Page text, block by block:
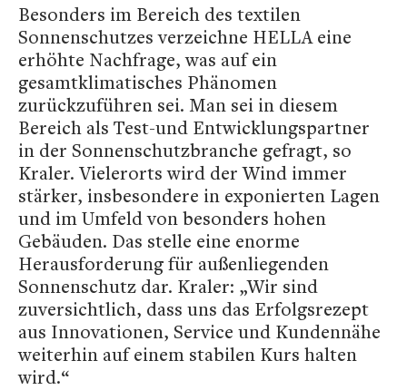
Besonders im Bereich des textilen
Sonnenschutzes verzeichne HELLA eine
erhöhte Nachfrage, was auf ein
gesamtklimatisches Phänomen
zurückzuführen sei. Man sei in diesem
Bereich als Test-und Entwicklungspartner
in der Sonnenschutzbranche gefragt, so
Kraler. Vielerorts wird der Wind immer
stärker, insbesondere in exponierten Lagen
und im Umfeld von besonders hohen
Gebäuden. Das stelle eine enorme
Herausforderung für außenliegenden
Sonnenschutz dar. Kraler: „Wir sind
zuversichtlich, dass uns das Erfolgsrezept
aus Innovationen, Service und Kundennähe
weiterhin auf einem stabilen Kurs halten
wird.“